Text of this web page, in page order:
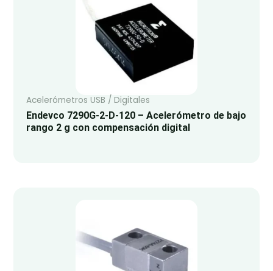
Acelerómetros USB / Digitales
Endevco 7290G-2-D-120 – Acelerómetro de bajo
rango 2 g con compensación digital